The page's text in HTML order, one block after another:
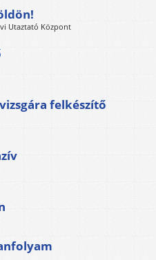
Utaztató Központ
felkészítő